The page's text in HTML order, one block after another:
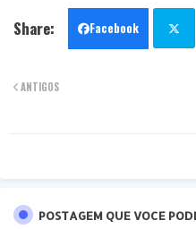
Facebook
ANTIGOS
POSTAGEM QUE VOCE